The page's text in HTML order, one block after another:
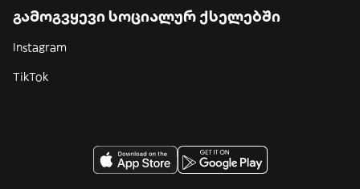
გამოგვყევი სოციალურ ქსელებში
Instagram
TikTok